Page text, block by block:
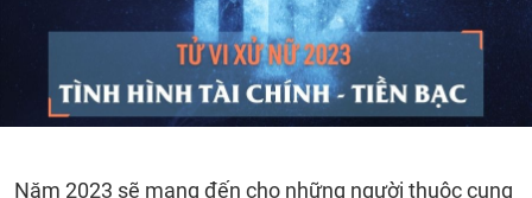
Năm 2023 sẽ mang đến cho những người thuộc cung